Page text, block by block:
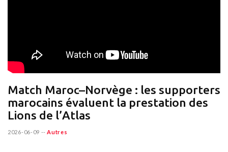
Match Maroc–Norvège : les supporters
marocains évaluent la prestation des
Lions de l’Atlas
2026-06-09 -- Autres